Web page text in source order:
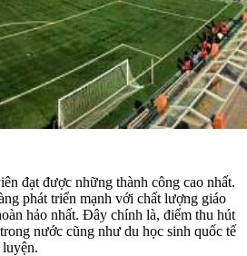
đạt được những thành công cao nhất.
phát triển mạnh với chất lượng giáo
hảo nhất. Đây chính là, điểm thu hút
nước cũng như du học sinh quốc tế